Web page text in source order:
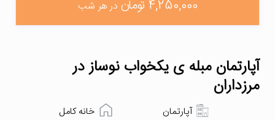
4,250,000 تومان در هر شب
آپارتمان مبله ی یکخواب نوساز در
مرزداران
خانه کامل
آپارتمان